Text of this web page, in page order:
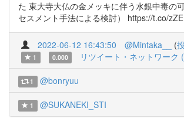
た 東大寺大仏の金メッキに伴う水銀中毒の
セスメント手法による検討） https://t.co/
2022-06-12 16:43:50 @Mintaka__ (
1
0.000 リツイート・ネットワーク
1 @bonryuu
1 @SUKANEKI_STI